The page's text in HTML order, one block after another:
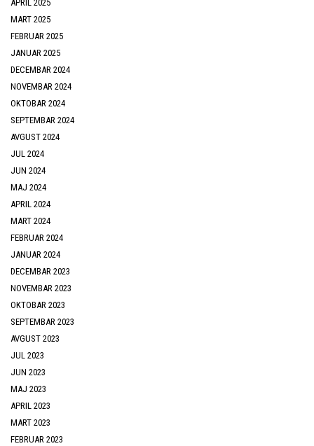
APRIL 2025
MART 2025
FEBRUAR 2025
JANUAR 2025
DECEMBAR 2024
NOVEMBAR 2024
OKTOBAR 2024
SEPTEMBAR 2024
AVGUST 2024
JUL 2024
JUN 2024
MAJ 2024
APRIL 2024
MART 2024
FEBRUAR 2024
JANUAR 2024
DECEMBAR 2023
NOVEMBAR 2023
OKTOBAR 2023
SEPTEMBAR 2023
AVGUST 2023
JUL 2023
JUN 2023
MAJ 2023
APRIL 2023
MART 2023
FEBRUAR 2023